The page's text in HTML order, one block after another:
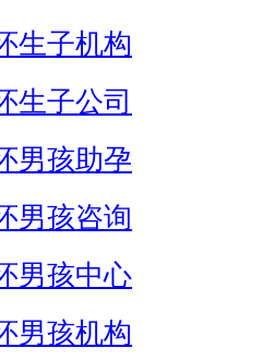
生子机构
生子公司
男孩助孕
男孩咨询
男孩中心
男孩机构